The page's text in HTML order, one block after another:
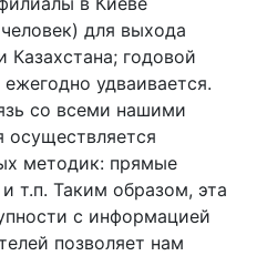
для выхода
годовой
удваивается.
со всеми нашими
осуществляется
методик: прямые
т.п. Таким образом, эта
с информацией
позволяет нам